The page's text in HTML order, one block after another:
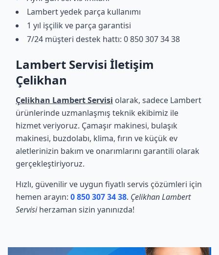
Lambert yedek parça kullanımı
1 yıl işçilik ve parça garantisi
7/24 müşteri destek hattı: 0 850 307 34 38
Lambert Servisi İletişim
Çelikhan
Çelikhan Lambert Servisi olarak, sadece Lambert
ürünlerinde uzmanlaşmış teknik ekibimiz ile
hizmet veriyoruz. Çamaşır makinesi, bulaşık
makinesi, buzdolabı, klima, fırın ve küçük ev
aletlerinizin bakım ve onarımlarını garantili olarak
gerçekleştiriyoruz.
Hızlı, güvenilir ve uygun fiyatlı servis çözümleri için
hemen arayın: 0 850 307 34 38. Çelikhan Lambert
Servisiherzaman sizin yanınızda!